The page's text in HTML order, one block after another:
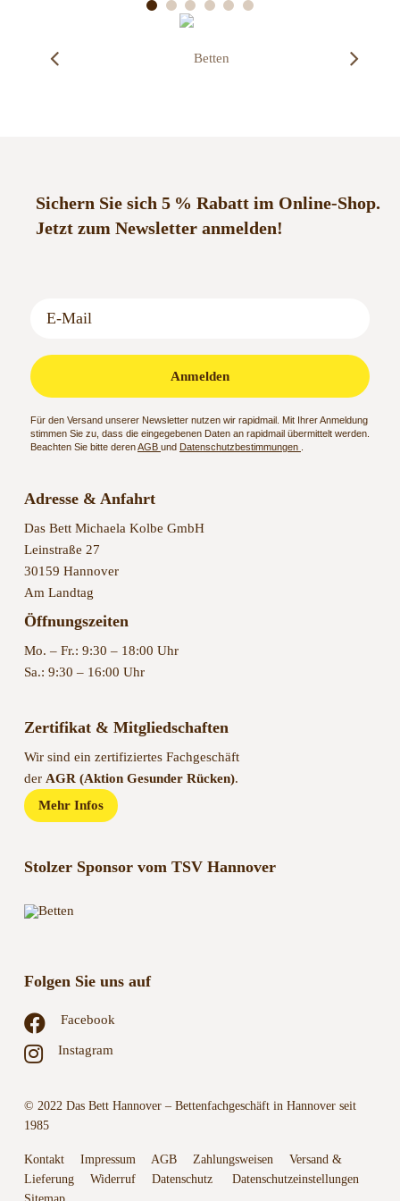
Sichern Sie sich 5 % Rabatt im Online-Shop.
Jetzt zum Newsletter anmelden!
Anmelden
Für den Versand unserer Newsletter nutzen wir rapidmail. Mit Ihrer Anmeldung
stimmen Sie zu, dass die eingegebenen Daten an rapidmail übermittelt werden.
Beachten Sie bitte derenAGB und Datenschutzbestimmungen
Adresse & Anfahrt
Das Bett Michaela Kolbe GmbH
Leinstraße 27
30159 Hannover
Am Landtag
Öffnungszeiten
Mo. – Fr.: 9:30 – 18:00 Uhr
Sa.: 9:30 – 16:00 Uhr
Zertifikat & Mitgliedschaften
Wir sind ein zertifiziertes Fachgeschäft
der AGR (Aktion Gesunder Rücken).
Mehr Infos
Stolzer Sponsor vom TSV Hannover
Folgen Sie uns auf
Facebook
Instagram
© 2022 Das Bett Hannover – Bettenfachgeschäft in Hannover seit
1985
Kontakt Impressum AGB Zahlungsweisen
Versand &
Lieferung
Widerruf Datenschutz
Datenschutzeinstellungen